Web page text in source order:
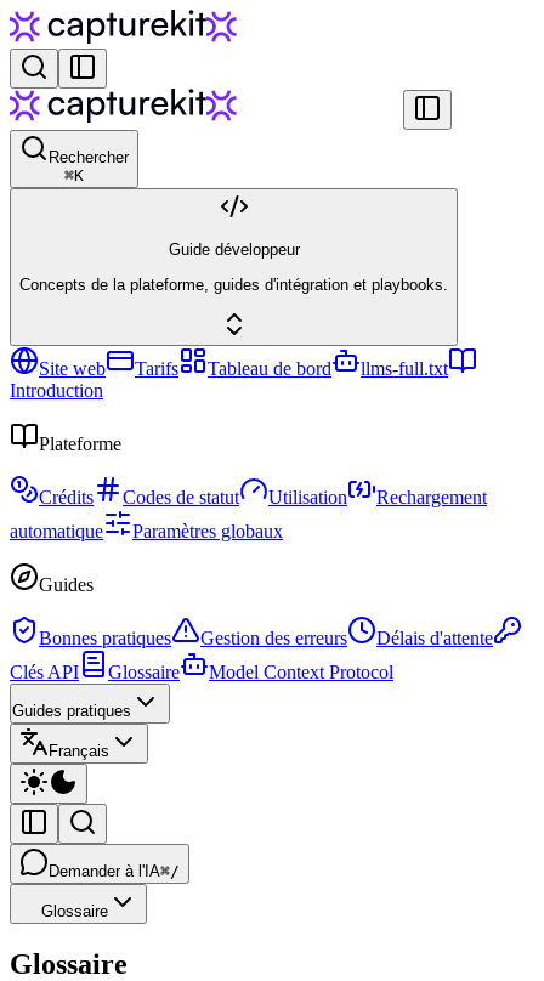
Rechercher
⌘K
Guide développeur
Concepts de la plateforme, guides d'intégration et playbooks.
Site web Tarifs Tableau de bord
llms-full.txt
Introduction
Plateforme
Crédits Codes de statut Utilisation
Rechargement
automatique
Paramètres globaux
Guides
Bonnes pratiques Gestion des erreurs
Délais d'attente
Clés API
Glossaire Model Context Protocol
Guides pratiques
Français
Demander à l'IA⌘/
Glossaire
Glossaire